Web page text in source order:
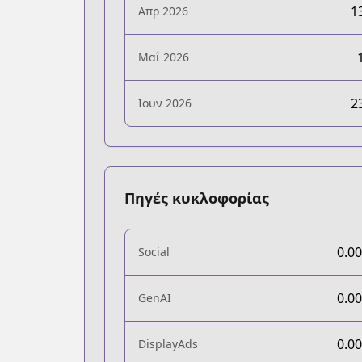
Απρ 2026
Μαΐ 2026
Ιουν 2026
Πηγές κυκλοφορίας
Social
GenAI
DisplayAds